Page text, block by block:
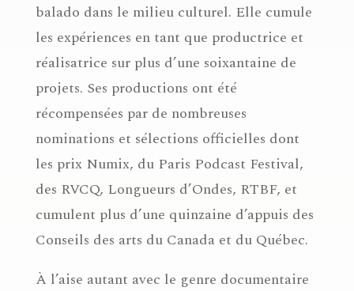
balado dans le milieu culturel. Elle cumule
les expériences en tant que productrice et
réalisatrice sur plus d’une soixantaine de
projets. Ses productions ont été
récompensées par de nombreuses
nominations et sélections officielles dont
les prix Numix, du Paris Podcast Festival,
des RVCQ, Longueurs d’Ondes, RTBF, et
cumulent plus d’une quinzaine d’appuis des
Conseils des arts du Canada et du Québec.
À l’aise autant avec le genre documentaire